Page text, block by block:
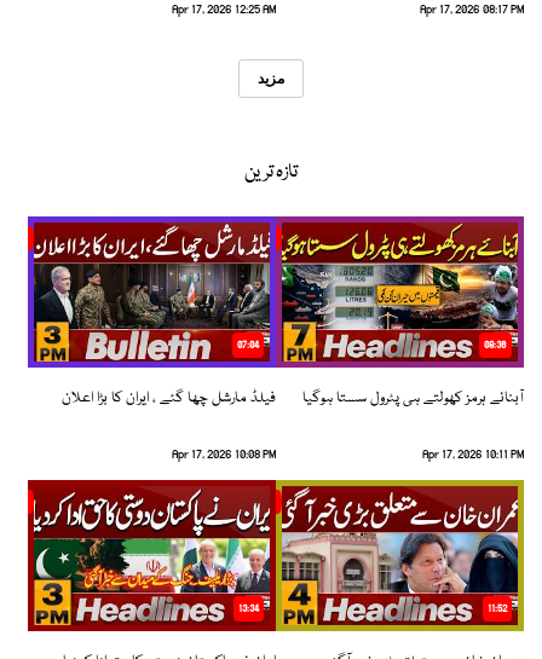
Apr 17, 2026 08:17 PM
Apr 17, 2026 12:25 AM
مزید
تازہ ترین
08:36
آبنائے ہرمز کھولتے ہی پٹرول سستا ہوگیا
Apr 17, 2026 10:11 PM
07:04
فیلڈ مارشل چھا گئے ، ایران کا بڑا اعلان
Apr 17, 2026 10:08 PM
11:52
13:34